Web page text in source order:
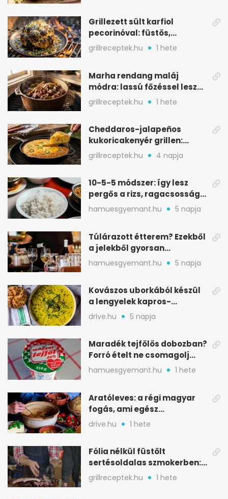
Grillezett sült karfiol
pecorinóval: füstös,
karamellizált nyári kedvenc
grillreceptek.hu 1 hete
Marha rendang maláj
módra: lassú főzéssel lesz
igazán szaftos
grillreceptek.hu 1 hete
Cheddaros-jalapeños
kukoricakenyér grillen:
ropogós alj, puha belső
grillreceptek.hu 4 napja
10-5-5 módszer: így lesz
pergős a rizs, ragacsosság
nélkül
hamuesgyemant.hu 5 napja
Túlárazott étterem? Ezekből
a jelekből gyorsan
észreveheted
hamuesgyemant.hu 5 napja
Kovászos uborkából készül
a lengyelek kapros-
savanykás levese
drive.hu 5 napja
Maradék tejfölös dobozban?
Forró ételt ne csomagolj
ilyen tégelybe
hamuesgyemant.hu 1 hete
Aratóleves: a régi magyar
fogás, ami egész
csapatokat jóllakatott
drive.hu 1 hete
Fólia nélkül füstölt
sertésoldalas szmokerben:
ropogós bark, 6 óra
grillreceptek.hu 1 hete